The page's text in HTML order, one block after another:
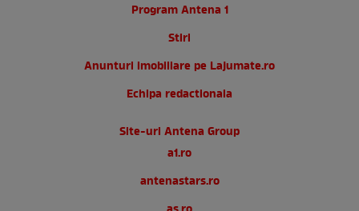
Program Antena 1
Stiri
Anunturi imobiliare pe Lajumate.ro
Echipa redactionala
Site-uri Antena Group
a1.ro
antenastars.ro